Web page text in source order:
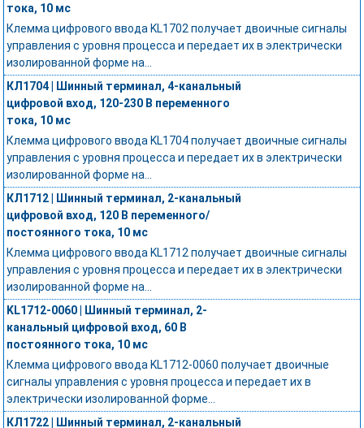
тока, 10 мс
Клемма цифрового ввода KL1702 получает двоичные сигналы
управления с уровня процесса и передает их в электрически
изолированной форме на...
КЛ1704 | Шинный терминал, 4-канальный
цифровой вход, 120-230 В переменного
тока, 10 мс
Клемма цифрового ввода KL1704 получает двоичные сигналы
управления с уровня процесса и передает их в электрически
изолированной форме на...
КЛ1712 | Шинный терминал, 2-канальный
цифровой вход, 120 В переменного/
постоянного тока, 10 мс
Клемма цифрового ввода KL1712 получает двоичные сигналы
управления с уровня процесса и передает их в электрически
изолированной форме на...
KL1712-0060 | Шинный терминал, 2-
канальный цифровой вход, 60 В
постоянного тока, 10 мс
Клемма цифрового ввода KL1712-0060 получает двоичные
сигналы управления с уровня процесса и передает их в
электрически изолированной форме...
КЛ1722 | Шинный терминал, 2-канальный